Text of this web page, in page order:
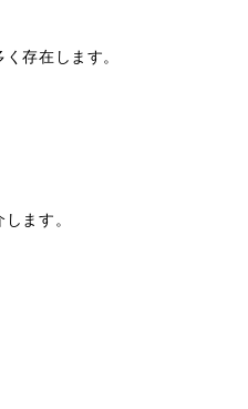
存在します。
ます。